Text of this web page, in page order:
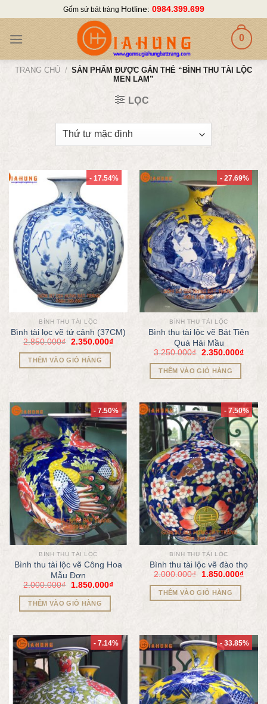
content
Gốm sứ bát tràng Hotline: 0984.399.699
0
TRANG CHỦ / SẢN PHẨM ĐƯỢC GẮN THẺ “BÌNH THU TÀI LỘC
MEN LAM”
LỌC
- 17.54%
BÌNH THU TÀI LỘC
Bình tài lọc vẽ tứ cảnh (37CM)
2.850.000₫ 2.350.000₫
THÊM VÀO GIỎ HÀNG
- 27.69%
BÌNH THU TÀI LỘC
Bình thu tài lộc vẽ Bát Tiên
Quá Hải Mầu
3.250.000₫ 2.350.000₫
THÊM VÀO GIỎ HÀNG
- 7.50%
BÌNH THU TÀI LỘC
Bình thu tài lộc vẽ Công Hoa
Mẫu Đơn
2.000.000₫ 1.850.000₫
THÊM VÀO GIỎ HÀNG
- 7.50%
BÌNH THU TÀI LỘC
Bình thu tài lộc vẽ đào thọ
2.000.000₫ 1.850.000₫
THÊM VÀO GIỎ HÀNG
- 7.14% - 33.85%